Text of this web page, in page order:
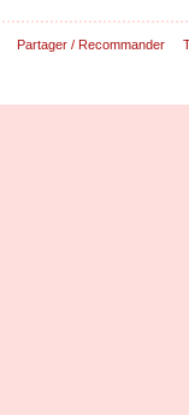
Partager / Recommander